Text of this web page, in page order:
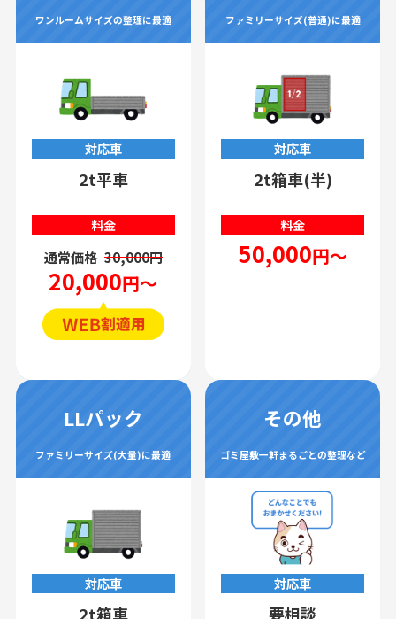
ワンルームサイズの整理に最適
対応車
2t平車
料金
通常価格 30,000円
20,000円～
ファミリーサイズ(普通)に最適
対応車
2t箱車(半)
料金
50,000円～
LLパック
ファミリーサイズ(大量)に最適
対応車
2t箱車
その他
ゴミ屋敷一軒まるごとの整理など
対応車
要相談